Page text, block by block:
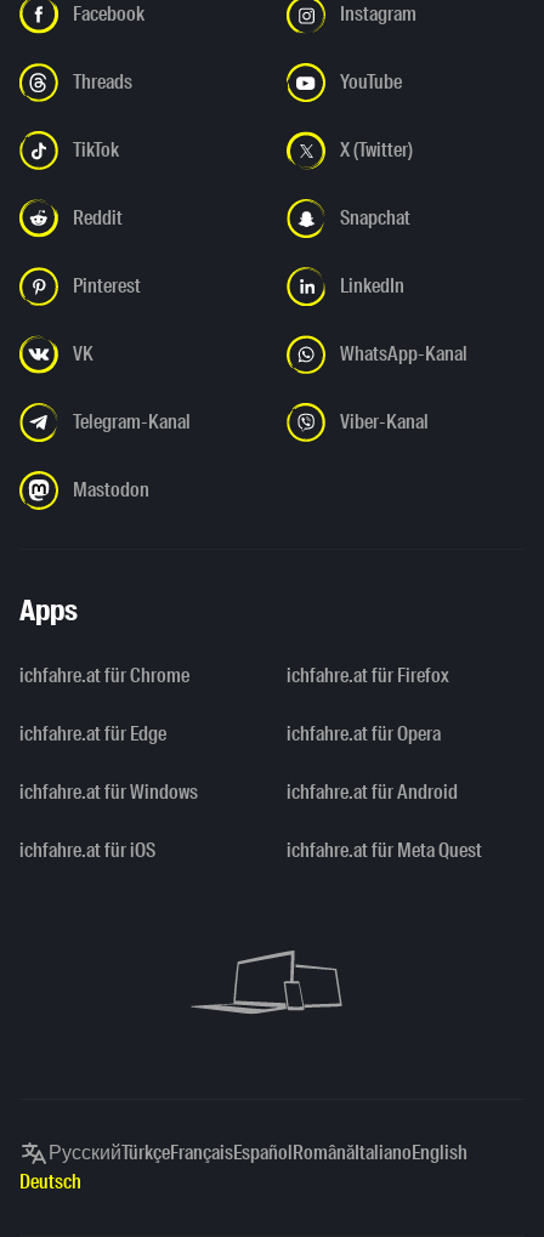
Facebook Instagram
Threads YouTube
TikTok X (Twitter)
Reddit Snapchat
Pinterest LinkedIn
VK WhatsApp-Kanal
Telegram-Kanal Viber-Kanal
Mastodon
Apps
ichfahre.at für Chrome ichfahre.at für Firefox
ichfahre.at für Edge ichfahre.at für Opera
ichfahre.at für Windows ichfahre.at für Android
ichfahre.at für iOS ichfahre.at für Meta Quest
РусскийTürkçeFrançaisEspañolRomânăItalianoEnglish
Deutsch